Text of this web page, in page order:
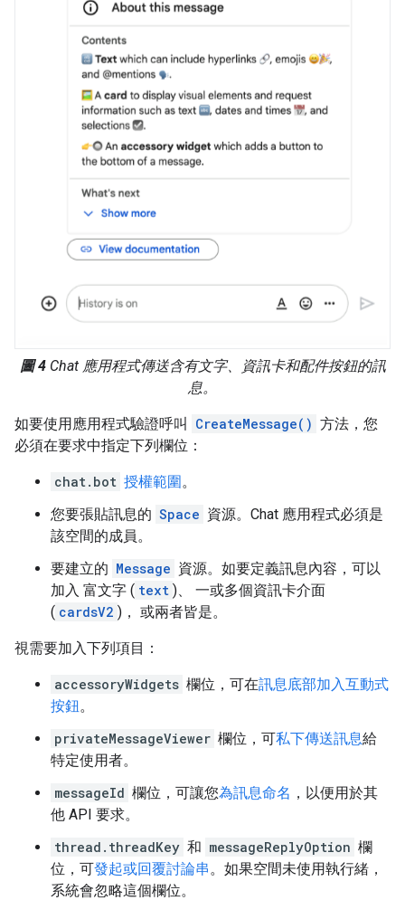
圖 4Chat 應用程式傳送含有文字、資訊卡和配件按鈕的訊
息。
如要使用應用程式驗證呼叫 CreateMessage() 方法，您
必須在要求中指定下列欄位：
chat.bot 授權範圍。
您要張貼訊息的 Space 資源。Chat 應用程式必須是
該空間的成員。
要建立的 Message 資源。如要定義訊息內容，可以
加入 富文字 ( text )、 一或多個資訊卡介面
( cardsV2 )， 或兩者皆是。
視需要加入下列項目：
accessoryWidgets 欄位，可在訊息底部加入互動式
按鈕。
privateMessageViewer 欄位，可私下傳送訊息給
特定使用者。
messageId 欄位，可讓您為訊息命名 ，以便用於其
他 API 要求。
thread.threadKey 和 messageReplyOption 欄
位，可發起或回覆討論串 。如果空間未使用執行緒，
系統會忽略這個欄位。